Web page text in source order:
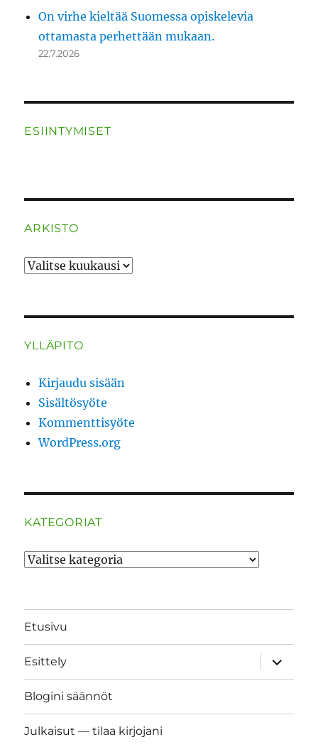
On virhe kieltää Suomessa opiskelevia
ottamasta perhettään mukaan.
22.7.2026
ESIINTYMISET
ARKISTO
ARKISTO
YLLÄPITO
Kirjaudu sisään
Sisältösyöte
Kommenttisyöte
WordPress.org
KATEGORIAT
Kategoriat
Etusivu
Esittely
näytä
Blogini säännöt
Julkaisut — tilaa kirjojani